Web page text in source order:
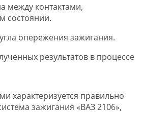
между контактами,
состоянии.
опережения зажигания.
результатов в процессе
характеризуется правильно
зажигания «ВАЗ 2106»,